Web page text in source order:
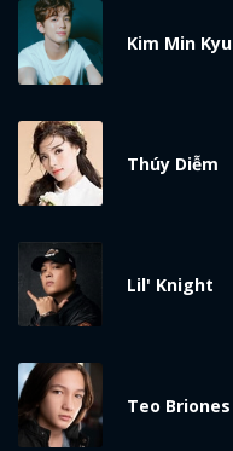
Kim Min Kyu
Thúy Diễm
Lil' Knight
Teo Briones